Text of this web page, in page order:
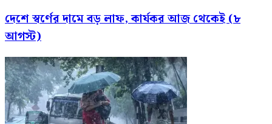
দেশে স্বর্ণের দামে বড় লাফ, কার্যকর আজ থেকেই (৮
আগস্ট)